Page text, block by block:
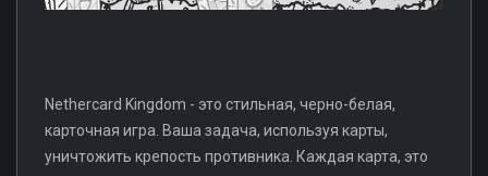
Nethercard Kingdom - это стильная, черно-белая,
карточная игра. Ваша задача, используя карты,
уничтожить крепость противника. Каждая карта, это